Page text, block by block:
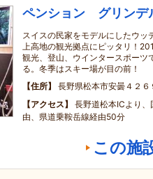
ペンション グリンデ
スイスの民家をモデルにしたウッ
上高地の観光拠点にピッタリ！
観光、登山、ウインタースポーツ
る。冬季はスキー場が目の前！
住所
長野県松本市安曇４２６
アクセス
長野道松本ICより
由、県道乗鞍岳線経由50分
この施